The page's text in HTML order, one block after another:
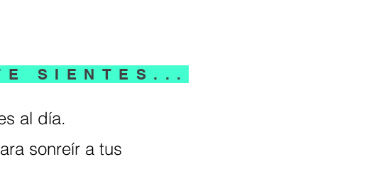
SIENTES...
al día.
sonreír a tus